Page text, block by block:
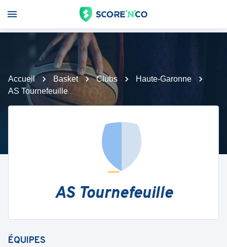
Accueil Basket Clubs
Haute-Garonne
AS Tournefeuille
AS Tournefeuille
ÉQUIPES